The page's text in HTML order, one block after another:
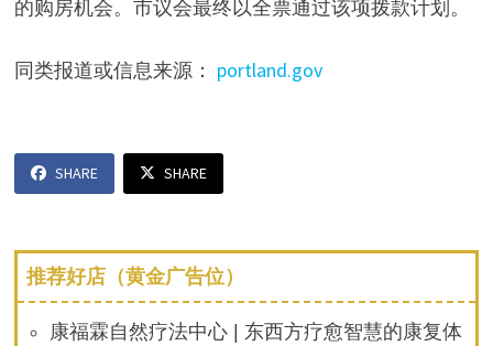
的购房机会。市议会最终以全票通过该项拨款计划。
同类报道或信息来源： portland.gov
SHARE SHARE
推荐好店（黄金广告位）
康福霖自然疗法中心 | 东西方疗愈智慧的康复体